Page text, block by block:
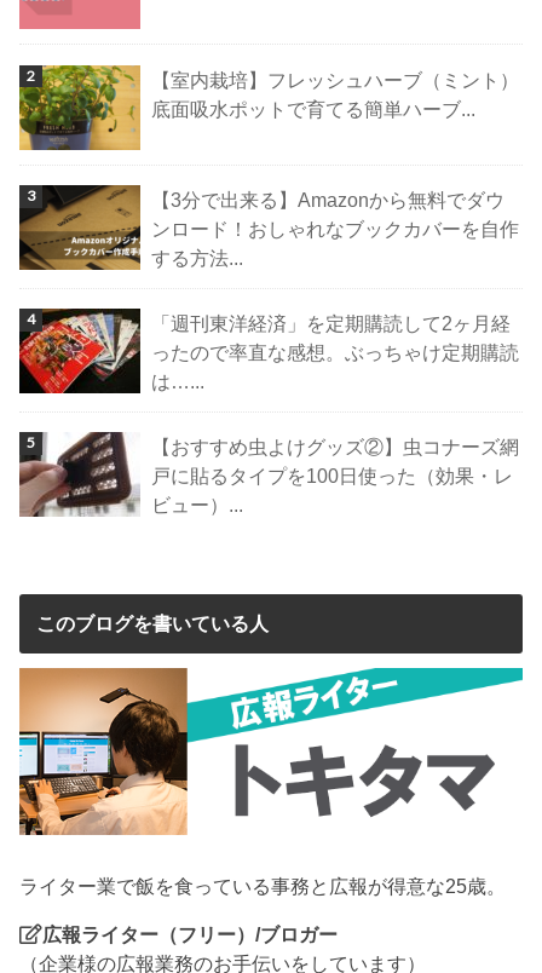
【室内栽培】フレッシュハーブ（ミント）
底面吸水ポットで育てる簡単ハーブ...
【3分で出来る】Amazonから無料でダウ
ンロード！おしゃれなブックカバーを自作
する方法...
「週刊東洋経済」を定期購読して2ヶ月経
ったので率直な感想。ぶっちゃけ定期購読
は…...
【おすすめ虫よけグッズ②】虫コナーズ網
戸に貼るタイプを100日使った（効果・レ
ビュー）...
このブログを書いている人
ライター業で飯を食っている事務と広報が得意な25歳。
広報ライター（フリー）/ブロガー
（企業様の広報業務のお手伝いをしています）